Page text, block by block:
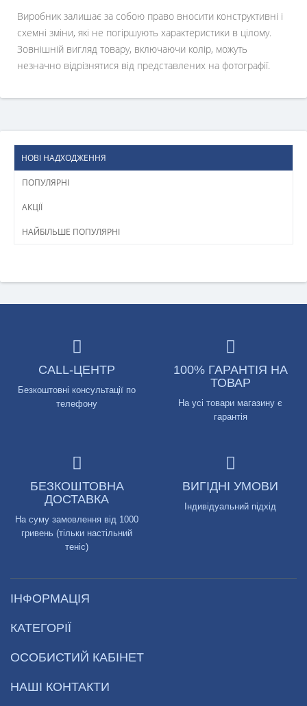
Виробник залишає за собою право вносити конструктивні і
схемні зміни, які не погіршують характеристики в цілому.
Зовнішній вигляд товару, включаючи колір, можуть
незначно відрізнятися від представлених на фотографії.
НОВІ НАДХОДЖЕННЯ
ПОПУЛЯРНІ
АКЦІЇ
НАЙБІЛЬШЕ ПОПУЛЯРНІ
CALL-ЦЕНТР
Безкоштовні консультації по
телефону
100% ГАРАНТІЯ НА
ТОВАР
На усі товари магазину є
гарантія
БЕЗКОШТОВНА
ДОСТАВКА
На суму замовлення від 1000
гривень (тільки настільний
теніс)
ВИГІДНІ УМОВИ
Індивідуальний підхід
ІНФОРМАЦІЯ
КАТЕГОРІЇ
ОСОБИСТИЙ КАБІНЕТ
НАШІ КОНТАКТИ